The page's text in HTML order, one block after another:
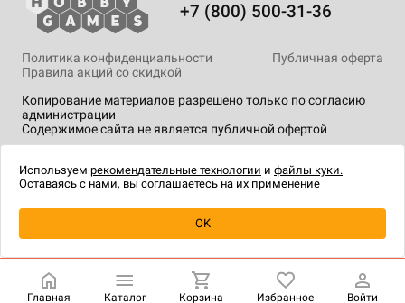
Купить| 5 490 ₽
+7 (800) 500-31-36
Копирование материалов разрешено только по согласию
администрации
Содержимое сайта не является публичной офертой
Политика конфиденциальности
Публичная оферта
Правила акций со скидкой
технологии.
Главная Каталог Корзина Избранное Войти
Используем рекомендательные технологии и файлы куки.
Оставаясь с нами, вы соглашаетесь на их применение
OK